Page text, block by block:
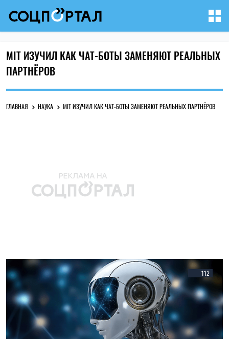
MIT ИЗУЧИЛ КАК ЧАТ-БОТЫ ЗАМЕНЯЮТ РЕАЛЬНЫХ
ПАРТНЁРОВ
ГЛАВНАЯ НАУКА MIT ИЗУЧИЛ КАК ЧАТ-БОТЫ ЗАМЕНЯЮТ РЕАЛЬНЫХ ПАРТНЁРОВ
112